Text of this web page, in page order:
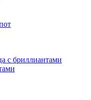
с бриллиантами